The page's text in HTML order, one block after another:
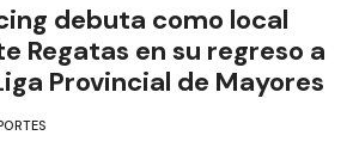
debuta como local
Regatas en su regreso a
Provincial de Mayores